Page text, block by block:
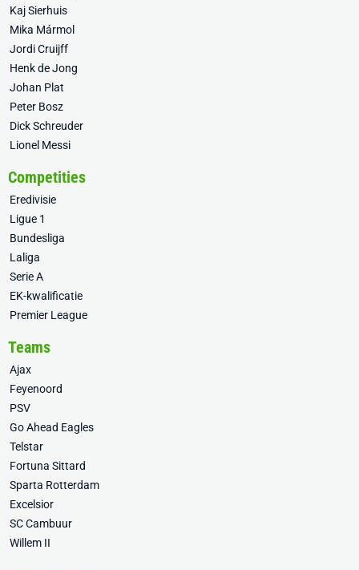
Kaj Sierhuis
Mika Mármol
Jordi Cruijff
Henk de Jong
Johan Plat
Peter Bosz
Dick Schreuder
Lionel Messi
Competities
Eredivisie
Ligue 1
Bundesliga
Laliga
Serie A
EK-kwalificatie
Premier League
Teams
Ajax
Feyenoord
PSV
Go Ahead Eagles
Telstar
Fortuna Sittard
Sparta Rotterdam
Excelsior
SC Cambuur
Willem II